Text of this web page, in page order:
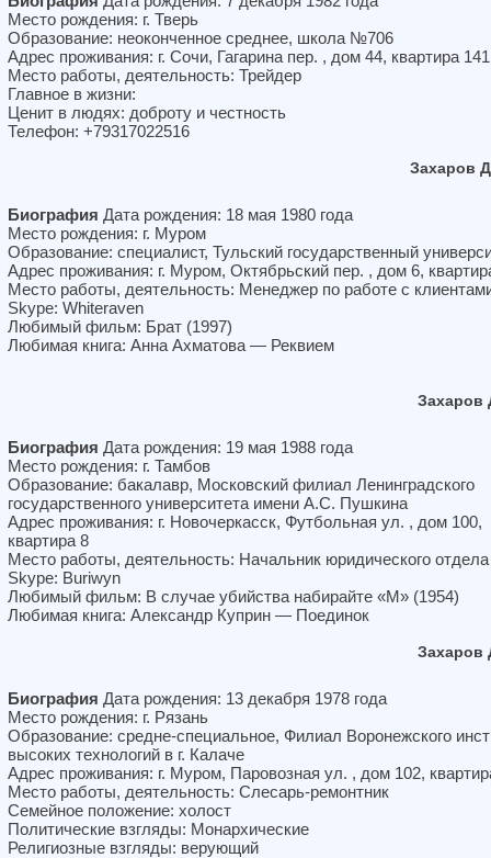
Место рождения: г. Тверь
Образование: неоконченное среднее, школа №706
Адрес проживания: г. Сочи, Гагарина пер. , дом 44, квартира 141
Место работы, деятельность: Трейдер
Главное в жизни:
Ценит в людях: доброту и честность
Телефон: +79317022516
Захаров
Биография Дата рождения: 18 мая 1980 года
Место рождения: г. Муром
Образование: специалист, Тульский государственный
Адрес проживания: г. Муром, Октябрьский пер. , дом 6,
Место работы, деятельность: Менеджер по работе с
Skype: Whiteraven
Любимый фильм: Брат (1997)
Любимая книга: Анна Ахматова — Реквием
Захаров
Биография Дата рождения: 19 мая 1988 года
Место рождения: г. Тамбов
Образование: бакалавр, Московский филиал Ленинградского
государственного университета имени А.С. Пушкина
Адрес проживания: г. Новочеркасск, Футбольная ул. , дом 100,
квартира 8
Место работы, деятельность: Начальник юридического отдела
Skype: Buriwyn
Любимый фильм: В случае убийства набирайте «М» (1954)
Любимая книга: Александр Куприн — Поединок
Захаров
Биография Дата рождения: 13 декабря 1978 года
Место рождения: г. Рязань
Образование: средне-специальное, Филиал Воронежского
высоких технологий в г. Калаче
Адрес проживания: г. Муром, Паровозная ул. , дом 102,
Место работы, деятельность: Слесарь-ремонтник
Семейное положение: холост
Политические взгляды: Монархические
Религиозные взгляды: верующий